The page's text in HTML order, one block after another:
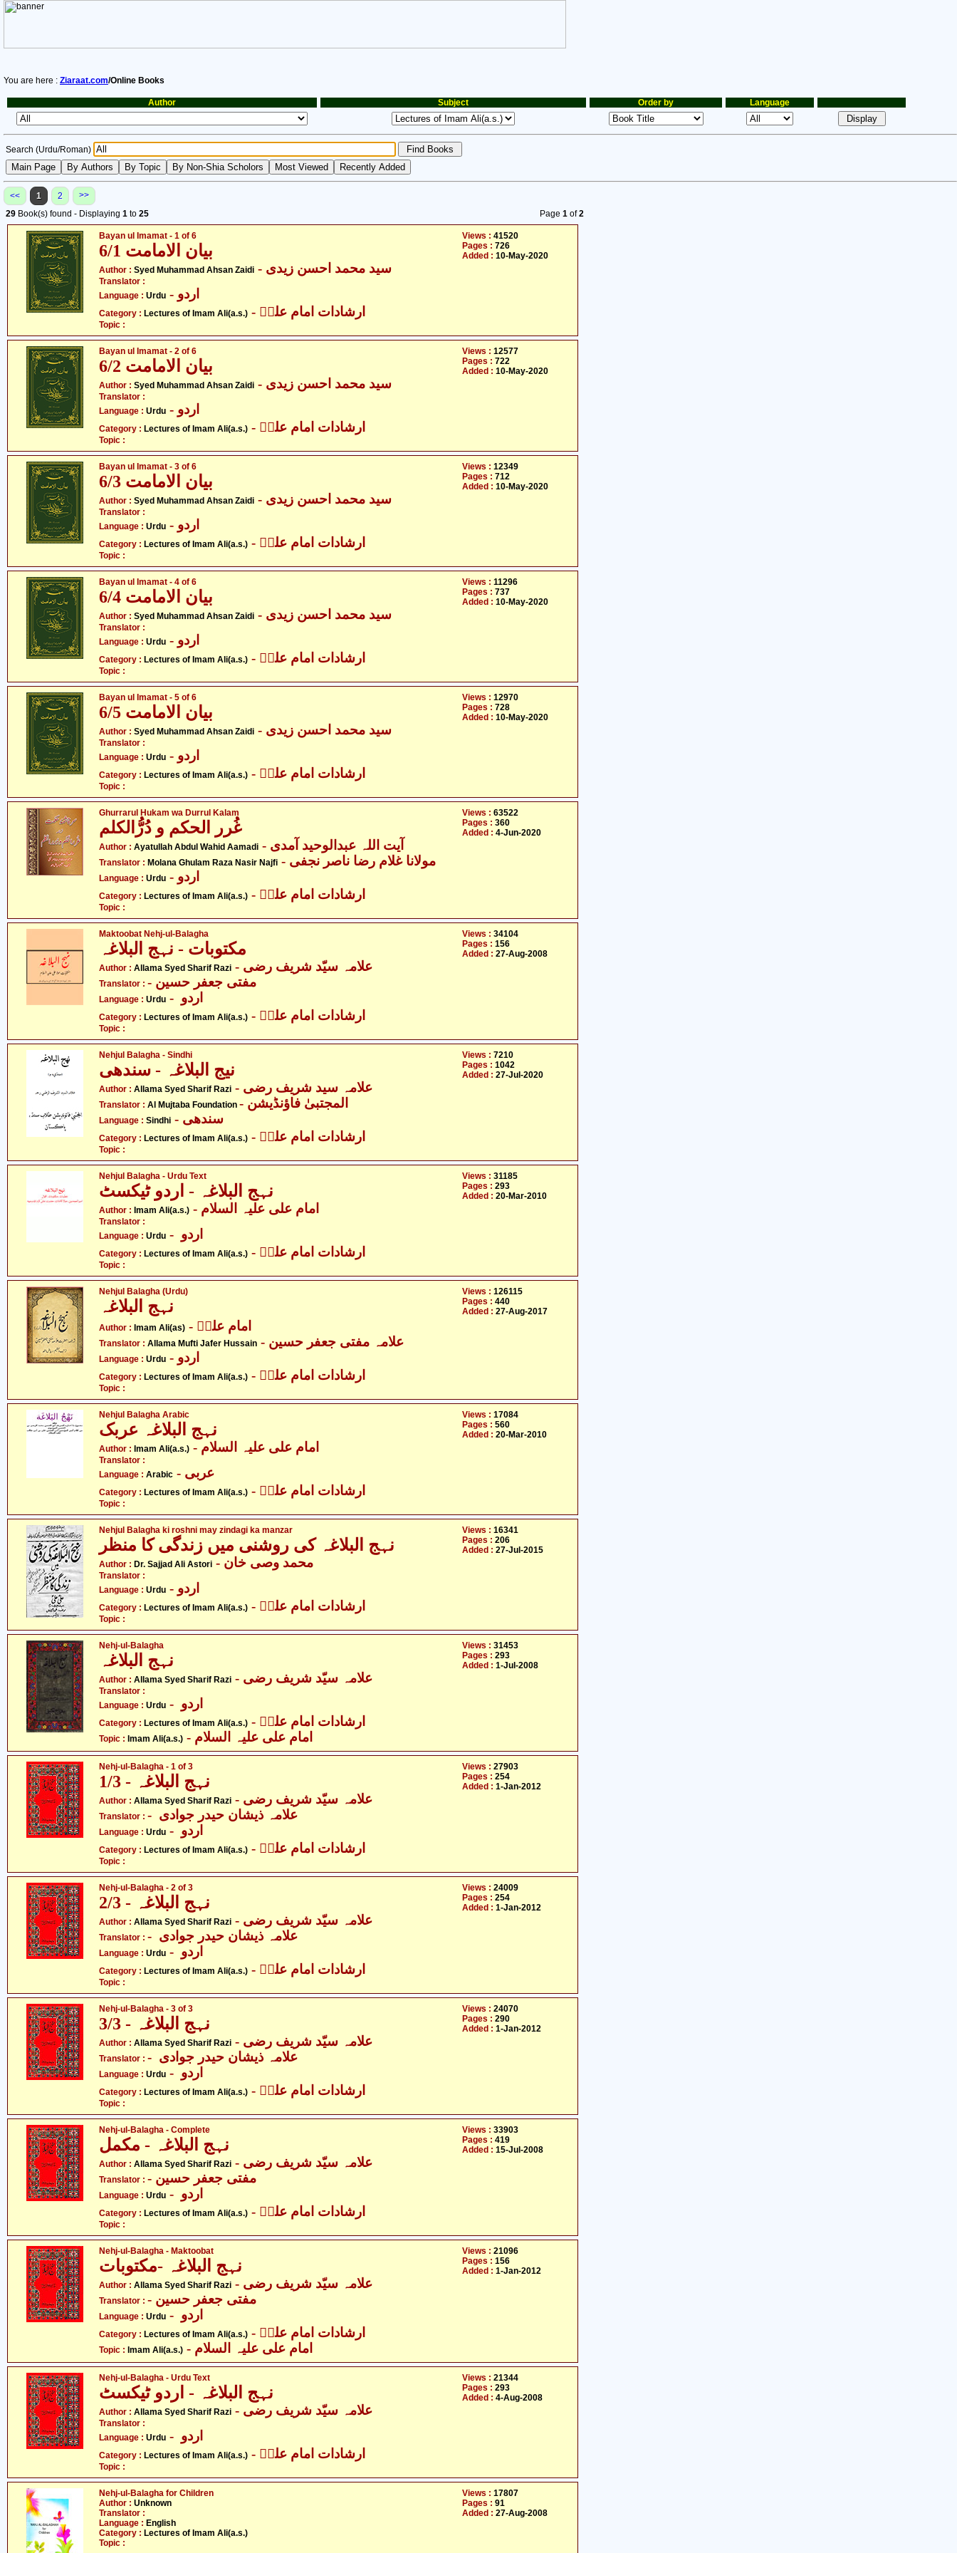
You are here : Ziaraat.com/Online Books
Author Subject Order by Language
Search (Urdu/Roman)
<< 1 2
>>
29 Book(s) found - Displaying 1 to 25 Page 1of2
Bayan ul Imamat - 1 of 6
بیان الامامت 6/1
Author : Syed Muhammad Ahsan Zaidi - سید محمد احسن زیدی
Translator :
Language : Urdu - اردو
Category : Lectures of Imam Ali(a.s.) - ارشادات امام علیؑ
Topic :
Views : 41520
Pages : 726
Added : 10-May-2020
Bayan ul Imamat - 2 of 6
بیان الامامت 6/2
Author : Syed Muhammad Ahsan Zaidi - سید محمد احسن زیدی
Translator :
Language : Urdu - اردو
Category : Lectures of Imam Ali(a.s.) - ارشادات امام علیؑ
Topic :
Views : 12577
Pages : 722
Added : 10-May-2020
Bayan ul Imamat - 3 of 6
بیان الامامت 6/3
Author : Syed Muhammad Ahsan Zaidi - سید محمد احسن زیدی
Translator :
Language : Urdu - اردو
Category : Lectures of Imam Ali(a.s.) - ارشادات امام علیؑ
Topic :
Views : 12349
Pages : 712
Added : 10-May-2020
Bayan ul Imamat - 4 of 6
بیان الامامت 6/4
Author : Syed Muhammad Ahsan Zaidi - سید محمد احسن زیدی
Translator :
Language : Urdu - اردو
Category : Lectures of Imam Ali(a.s.) - ارشادات امام علیؑ
Topic :
Views : 11296
Pages : 737
Added : 10-May-2020
Bayan ul Imamat - 5 of 6
بیان الامامت 6/5
Author : Syed Muhammad Ahsan Zaidi - سید محمد احسن زیدی
Translator :
Language : Urdu - اردو
Category : Lectures of Imam Ali(a.s.) - ارشادات امام علیؑ
Topic :
Views : 12970
Pages : 728
Added : 10-May-2020
Ghurrarul Hukam wa Durrul Kalam
غُرر الحکم و دُرُّالکلم
Author : Ayatullah Abdul Wahid Aamadi - آیت اللہ عبدالوحید آمدی
Translator : Molana Ghulam Raza Nasir Najfi - مولانا غلام رضا ناصر نجفی
Language : Urdu - اردو
Category : Lectures of Imam Ali(a.s.) - ارشادات امام علیؑ
Topic :
Views : 63522
Pages : 360
Added : 4-Jun-2020
Maktoobat Nehj-ul-Balagha
Author : Allama Syed Sharif Razi - علامہ سیّد شریف رضی
Translator : - مفتی جعفر حسین
Language : Urdu
Category : Lectures of Imam Ali(a.s.) - ارشادات امام علیؑ
Topic :
Views : 34104
Pages : 156
Added : 27-Aug-2008
Nehjul Balagha - Sindhi
نیج البلاغہ - سندھی
Author : Allama Syed Sharif Razi - علامہ سید شریف رضی
Translator : Al Mujtaba Foundation - المجتبیٰ فاؤنڈیشن
Language : Sindhi - سندھی
Category : Lectures of Imam Ali(a.s.) - ارشادات امام علیؑ
Topic :
Views : 7210
Pages : 1042
Added : 27-Jul-2020
Nehjul Balagha - Urdu Text
نہج البلاغہ - اردو ٹیکسٹ
Author : Imam Ali(a.s.) - امام علی علیہ السلام
Translator :
Language : Urdu
Category : Lectures of Imam Ali(a.s.) - ارشادات امام علیؑ
Topic :
Views : 31185
Pages : 293
Added : 20-Mar-2010
Nehjul Balagha (Urdu)
نہج البلاغہ
Author : Imam Ali(as) - امام علیؑ
Translator : Allama Mufti Jafer Hussain - علامہ مفتی جعفر حسین
Language : Urdu - اردو
Category : Lectures of Imam Ali(a.s.) - ارشادات امام علیؑ
Topic :
Views : 126115
Pages : 440
Added : 27-Aug-2017
Nehjul Balagha Arabic
نہج البلاغہ عربک
Author : Imam Ali(a.s.) - امام علی علیہ السلام
Translator :
Language : Arabic - عربی
Category : Lectures of Imam Ali(a.s.) - ارشادات امام علیؑ
Topic :
Views : 17084
Pages : 560
Added : 20-Mar-2010
Nehjul Balagha ki roshni may zindagi ka manzar
نہج البلاغہ کی روشنی میں زندگی کا منظر
Author : Dr. Sajjad Ali Astori - محمد وصی خان
Translator :
Language : Urdu - اردو
Category : Lectures of Imam Ali(a.s.) - ارشادات امام علیؑ
Topic :
Views : 16341
Pages : 206
Added : 27-Jul-2015
Nehj-ul-Balagha
Author : Allama Syed Sharif Razi - علامہ سیّد شریف رضی
Translator :
Language : Urdu
Category : Lectures of Imam Ali(a.s.) - ارشادات امام علیؑ
Topic : Imam Ali(a.s.)
Views : 31453
Pages : 293
Added : 1-Jul-2008
Nehj-ul-Balagha - 1 of 3
نہج البلاغہ - 1/3
Author : Allama Syed Sharif Razi - علامہ سیّد شریف رضی
Translator : - علامہ ذیشان حیدر جوادی
Language : Urdu
Category : Lectures of Imam Ali(a.s.) - ارشادات امام علیؑ
Topic :
Views : 27903
Pages : 254
Added : 1-Jan-2012
Nehj-ul-Balagha - 2 of 3
نہج البلاغہ - 2/3
Author : Allama Syed Sharif Razi - علامہ سیّد شریف رضی
Translator : - علامہ ذیشان حیدر جوادی
Language : Urdu
Category : Lectures of Imam Ali(a.s.) - ارشادات امام علیؑ
Topic :
Views : 24009
Pages : 254
Added : 1-Jan-2012
Nehj-ul-Balagha - 3 of 3
نہج البلاغہ - 3/3
Author : Allama Syed Sharif Razi - علامہ سیّد شریف رضی
Translator : - علامہ ذیشان حیدر جوادی
Language : Urdu
Category : Lectures of Imam Ali(a.s.) - ارشادات امام علیؑ
Topic :
Views : 24070
Pages : 290
Added : 1-Jan-2012
Nehj-ul-Balagha - Complete
Author : Allama Syed Sharif Razi - علامہ سیّد شریف رضی
Translator : - مفتی جعفر حسین
Language : Urdu
Category : Lectures of Imam Ali(a.s.) - ارشادات امام علیؑ
Topic :
Views : 33903
Pages : 419
Added : 15-Jul-2008
Nehj-ul-Balagha - Maktoobat
نہج البلاغہ -مکتوبات
Author : Allama Syed Sharif Razi - علامہ سیّد شریف رضی
Translator : - مفتی جعفر حسین
Language : Urdu
Category : Lectures of Imam Ali(a.s.) - ارشادات امام علیؑ
Topic : Imam Ali(a.s.)
Views : 21096
Pages : 156
Added : 1-Jan-2012
Nehj-ul-Balagha - Urdu Text
نہج البلاغہ - اردو ٹیکسٹ
Author : Allama Syed Sharif Razi - علامہ سیّد شریف رضی
Translator :
Language : Urdu
Category : Lectures of Imam Ali(a.s.) - ارشادات امام علیؑ
Topic :
Views : 21344
Pages : 293
Added : 4-Aug-2008
Nehj-ul-Balagha for Children
Author : Unknown
Translator :
Language : English
Category : Lectures of Imam Ali(a.s.)
Topic :
Views : 17807
Pages : 91
Added : 27-Aug-2008